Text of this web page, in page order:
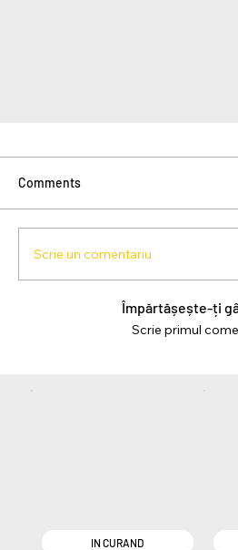
Comments
Scrie un comentariu
Împărtășește-ți
Scrie primul
IN CURAND